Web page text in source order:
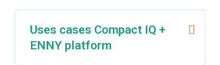
Uses cases Compact IQ +
ENNY platform